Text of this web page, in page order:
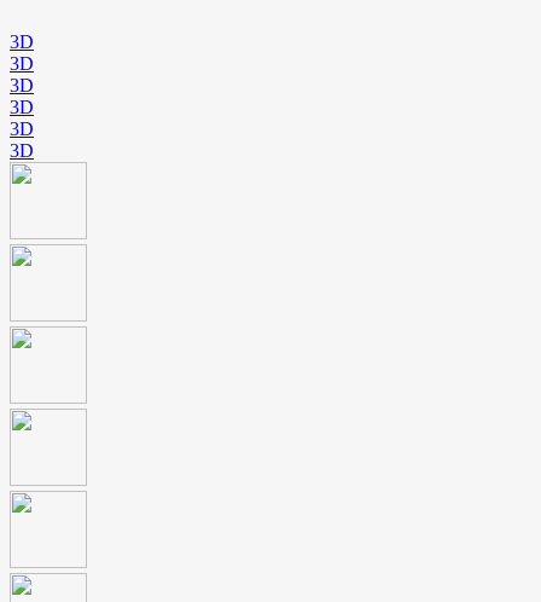
3D
3D
3D
3D
3D
3D